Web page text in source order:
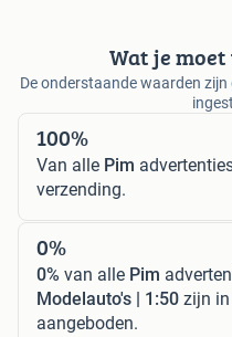
Wat je
De onderstaande waarden
100%
Van alle Pim
verzending.
0%
0% van alle Pim
Modelauto's | 1:50 zijn
aangeboden.